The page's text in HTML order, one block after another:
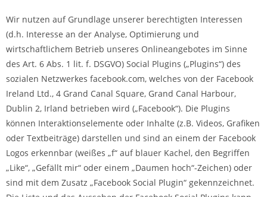
Wir nutzen auf Grundlage unserer berechtigten Interessen
(d.h. Interesse an der Analyse, Optimierung und
wirtschaftlichem Betrieb unseres Onlineangebotes im Sinne
des Art. 6 Abs. 1 lit. f. DSGVO) Social Plugins („Plugins“) des
sozialen Netzwerkes facebook.com, welches von der Facebook
Ireland Ltd., 4 Grand Canal Square, Grand Canal Harbour,
Dublin 2, Irland betrieben wird („Facebook“). Die Plugins
können Interaktionselemente oder Inhalte (z.B. Videos, Grafiken
oder Textbeiträge) darstellen und sind an einem der Facebook
Logos erkennbar (weißes „f“ auf blauer Kachel, den Begriffen
„Like“, „Gefällt mir“ oder einem „Daumen hoch“-Zeichen) oder
sind mit dem Zusatz „Facebook Social Plugin“ gekennzeichnet.